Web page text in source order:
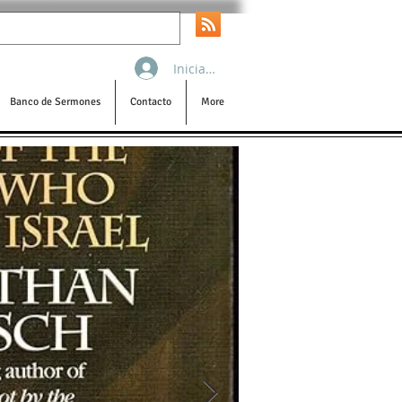
Banco de Sermones Contacto More
Iniciar sesión